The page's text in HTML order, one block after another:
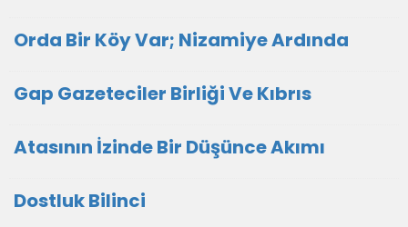
Orda Bir Köy Var; Nizamiye Ardında
Gap Gazeteciler Birliği Ve Kıbrıs
Atasının İzinde Bir Düşünce Akımı
Dostluk Bilinci